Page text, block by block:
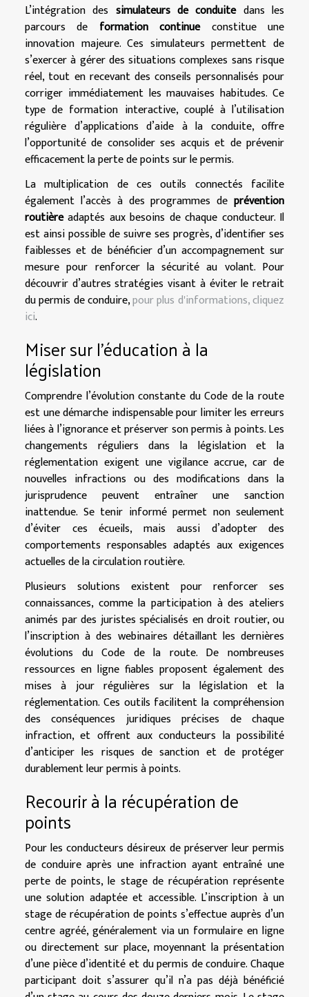
L’intégration des simulateurs de conduitedans les
parcours de formation continueconstitue une
innovation majeure. Ces simulateurs permettent de
s’exercer à gérer des situations complexes sans risque
réel, tout en recevant des conseils personnalisés pour
corriger immédiatement les mauvaises habitudes. Ce
type de formation interactive, couplé à l’utilisation
régulière d’applications d’aide à la conduite, offre
l’opportunité de consolider ses acquis et de prévenir
efficacement la perte de points sur le permis.
La multiplication de ces outils connectés facilite
également l’accès à des programmes de prévention
routièreadaptés aux besoins de chaque conducteur. Il
est ainsi possible de suivre ses progrès, d’identifier ses
faiblesses et de bénéficier d’un accompagnement sur
mesure pour renforcer la sécurité au volant. Pour
découvrir d’autres stratégies visant à éviter le retrait
du permis de conduire,pour plus d'informations, cliquez
ici.
Miser sur l’éducation à la
législation
Comprendre l’évolution constante du Code de la route
est une démarche indispensable pour limiter les erreurs
liées à l’ignorance et préserver son permis à points. Les
changements réguliers dans la législation et la
réglementation exigent une vigilance accrue, car de
nouvelles infractions ou des modifications dans la
jurisprudence peuvent entraîner une sanction
inattendue. Se tenir informé permet non seulement
d’éviter ces écueils, mais aussi d’adopter des
comportements responsables adaptés aux exigences
actuelles de la circulation routière.
Plusieurs solutions existent pour renforcer ses
connaissances, comme la participation à des ateliers
animés par des juristes spécialisés en droit routier, ou
l’inscription à des webinaires détaillant les dernières
évolutions du Code de la route. De nombreuses
ressources en ligne fiables proposent également des
mises à jour régulières sur la législation et la
réglementation. Ces outils facilitent la compréhension
des conséquences juridiques précises de chaque
infraction, et offrent aux conducteurs la possibilité
d’anticiper les risques de sanction et de protéger
durablement leur permis à points.
Recourir à la récupération de
points
Pour les conducteurs désireux de préserver leur permis
de conduire après une infraction ayant entraîné une
perte de points, le stage de récupération représente
une solution adaptée et accessible. L’inscription à un
stage de récupération de points s’effectue auprès d’un
centre agréé, généralement via un formulaire en ligne
ou directement sur place, moyennant la présentation
d’une pièce d’identité et du permis de conduire. Chaque
participant doit s’assurer qu’il n’a pas déjà bénéficié